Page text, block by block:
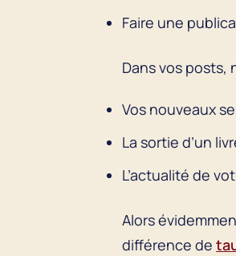
Faire une
Dans vos posts,
Vos nouveaux
La sortie d’un
L’actualité de
Alors
différence de